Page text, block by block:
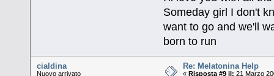
Someday girl I don't
want to go and we'll
born to run
cialdina
Nuovo arrivato
Re: Melatonina Help
«Risposta #9 il: 21 Marzo